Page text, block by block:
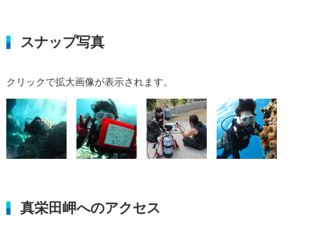
スナップ写真
クリックで拡大画像が表示されます。
真栄田岬へのアクセス